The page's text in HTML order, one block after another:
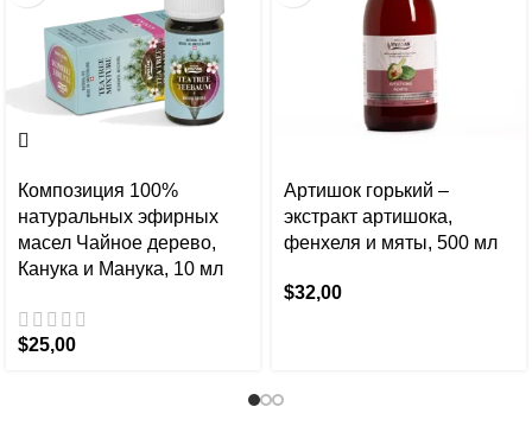
Композиция 100%
натуральных эфирных
масел Чайное дерево,
Канука и Манука, 10 мл
$25,00
Артишок горький –
экстракт артишока,
фенхеля и мяты, 500 мл
$32,00